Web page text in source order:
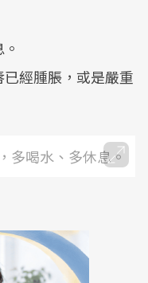
經腫脹，或是嚴重
多喝水、多休息。